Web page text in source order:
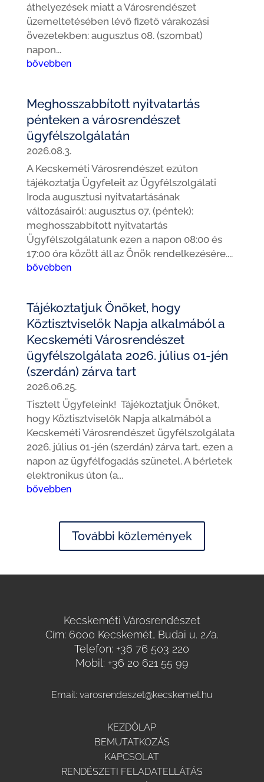
áthelyezések miatt a Városrendészet
üzemeltetésében lévő fizető várakozási
övezetekben: augusztus 08. (szombat)
napon...
bővebben
Meghosszabbított nyitvatartás
pénteken a városrendészet
ügyfélszolgálatán
2026.08.3.
A Kecskeméti Városrendészet ezúton
tájékoztatja Ügyfeleit az Ügyfélszolgálati
Iroda augusztusi nyitvatartásának
változásairól: augusztus 07. (péntek):
meghosszabbított nyitvatartás
Ügyfélszolgálatunk ezen a napon 08:00 és
17:00 óra között áll az Önök rendelkezésére....
bővebben
Tájékoztatjuk Önöket, hogy
Köztisztviselők Napja alkalmából a
Kecskeméti Városrendészet
ügyfélszolgálata 2026. július 01-jén
(szerdán) zárva tart
2026.06.25.
Tisztelt Ügyfeleink! Tájékoztatjuk Önöket,
hogy Köztisztviselők Napja alkalmából a
Kecskeméti Városrendészet ügyfélszolgálata
2026. július 01-jén (szerdán) zárva tart, ezen a
napon az ügyfélfogadás szünetel. A bérletek
elektronikus úton (a...
bővebben
További közlemények
Kecskeméti Városrendészet
Cím: 6000 Kecskemét, Budai u. 2/a.
Telefon: +36 76 503 220
Mobil: +36 20 621 55 99
Email:varosrendeszet@kecskemet.hu
KEZDŐLAP
BEMUTATKOZÁS
KAPCSOLAT
RENDÉSZETI FELADATELLÁTÁS